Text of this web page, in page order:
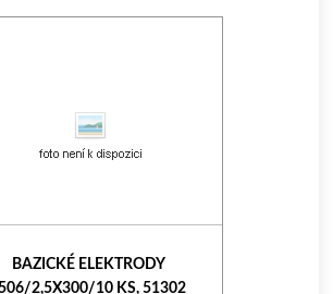
BAZICKÉ ELEKTRODY
2,5X300/10 KS, 51302